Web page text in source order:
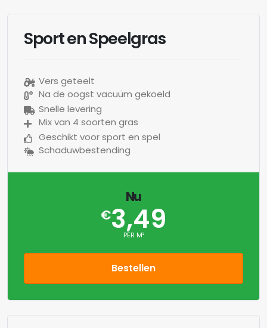
Sport en Speelgras
Vers geteelt
Na de oogst vacuüm gekoeld
Snelle levering
Mix van 4 soorten gras
Geschikt voor sport en spel
Schaduwbestending
Nu
€3,49
PER M²
Bestellen